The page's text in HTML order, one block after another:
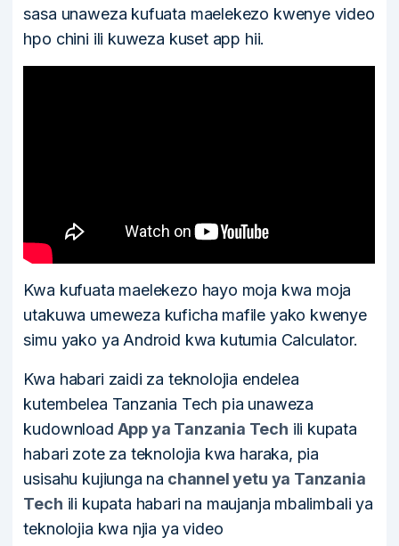
sasa unaweza kufuata maelekezo kwenye video
hpo chini ili kuweza kuset app hii.
Kwa kufuata maelekezo hayo moja kwa moja
utakuwa umeweza kuficha mafile yako kwenye
simu yako ya Android kwa kutumia Calculator.
Kwa habari zaidi za teknolojia endelea
kutembelea Tanzania Tech pia unaweza
kudownload App ya Tanzania Tech ili kupata
habari zote za teknolojia kwa haraka, pia
usisahu kujiunga na channel yetu ya Tanzania
Tech ili kupata habari na maujanja mbalimbali ya
teknolojia kwa njia ya video